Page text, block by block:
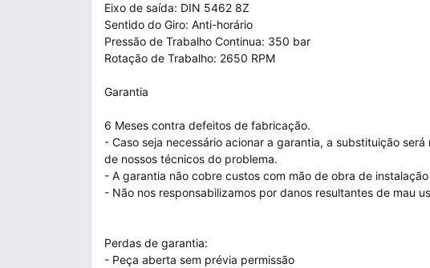
Eixo de saída: DIN 5462 8Z
Sentido do Giro: Anti-horário
Pressão de Trabalho Continua: 350 bar
Rotação de Trabalho: 2650 RPM
Garantia
6 Meses contra defeitos de fabricação.
- Caso seja necessário acionar a garantia, a substituição
de nossos técnicos do problema.
- A garantia não cobre custos com mão de obra de
- Não nos responsabilizamos por danos resultantes de mau
Perdas de garantia:
- Peça aberta sem prévia permissão